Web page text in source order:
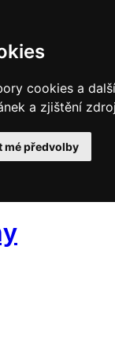
cookies a
a zjištění
mé předvolby